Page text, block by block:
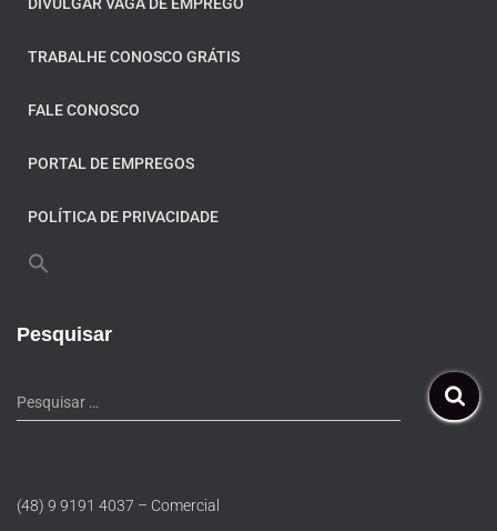
TRABALHE CONOSCO GRÁTIS
FALE CONOSCO
PORTAL DE EMPREGOS
POLÍTICA DE PRIVACIDADE
Pesquisar
Pesquisar …
(48) 9 9191 4037 – Comercial